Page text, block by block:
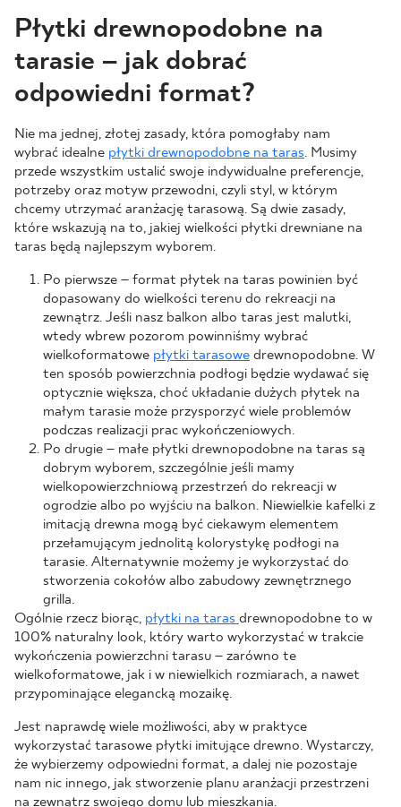
Płytki drewnopodobne na
tarasie – jak dobrać
odpowiedni format?
Nie ma jednej, złotej zasady, która pomogłaby nam
wybrać idealne płytki drewnopodobne na taras. Musimy
przede wszystkim ustalić swoje indywidualne preferencje,
potrzeby oraz motyw przewodni, czyli styl, w którym
chcemy utrzymać aranżację tarasową. Są dwie zasady,
które wskazują na to, jakiej wielkości płytki drewniane na
taras będą najlepszym wyborem.
Po pierwsze – format płytek na taras powinien być
dopasowany do wielkości terenu do rekreacji na
zewnątrz. Jeśli nasz balkon albo taras jest malutki,
wtedy wbrew pozorom powinniśmy wybrać
wielkoformatowe płytki tarasowe drewnopodobne. W
ten sposób powierzchnia podłogi będzie wydawać się
optycznie większa, choć układanie dużych płytek na
małym tarasie może przysporzyć wiele problemów
podczas realizacji prac wykończeniowych.
Po drugie – małe płytki drewnopodobne na taras są
dobrym wyborem, szczególnie jeśli mamy
wielkopowierzchniową przestrzeń do rekreacji w
ogrodzie albo po wyjściu na balkon. Niewielkie kafelki z
imitacją drewna mogą być ciekawym elementem
przełamującym jednolitą kolorystykę podłogi na
tarasie. Alternatywnie możemy je wykorzystać do
stworzenia cokołów albo zabudowy zewnętrznego
grilla.
Ogólnie rzecz biorąc, płytki na taras drewnopodobne to w
100% naturalny look, który warto wykorzystać w trakcie
wykończenia powierzchni tarasu – zarówno te
wielkoformatowe, jak i w niewielkich rozmiarach, a nawet
przypominające elegancką mozaikę.
Jest naprawdę wiele możliwości, aby w praktyce
wykorzystać tarasowe płytki imitujące drewno. Wystarczy,
że wybierzemy odpowiedni format, a dalej nie pozostaje
nam nic innego, jak stworzenie planu aranżacji przestrzeni
na zewnątrz swojego domu lub mieszkania.